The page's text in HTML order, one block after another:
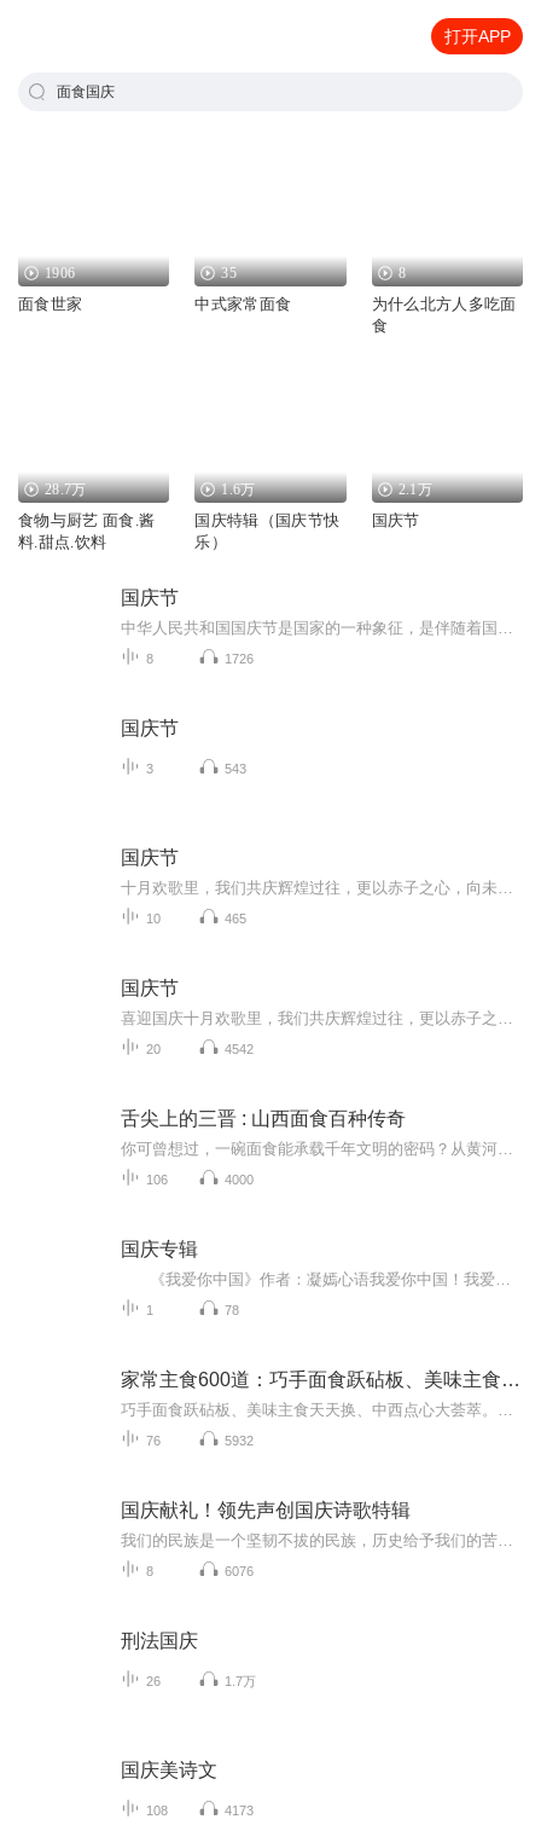
打开APP
面食国庆
1906
面食世家
35
中式家常面食
8
为什么北方人多吃面
食
28.7万
食物与厨艺 面食.酱
料.甜点.饮料
1.6万
国庆特辑（国庆节快
乐）
2.1万
国庆节
国庆节
8 1726
国庆节
3 543
国庆节
10 465
国庆节
20 4542
舌尖上的三晋 : 山西面食百种传奇
106 4000
国庆专辑
1 78
家常主食600道：巧手面食跃砧板、美味主食天天换
76 5932
国庆献礼！领先声创国庆诗歌特辑
8 6076
刑法国庆
26 1.7万
国庆美诗文
108 4173